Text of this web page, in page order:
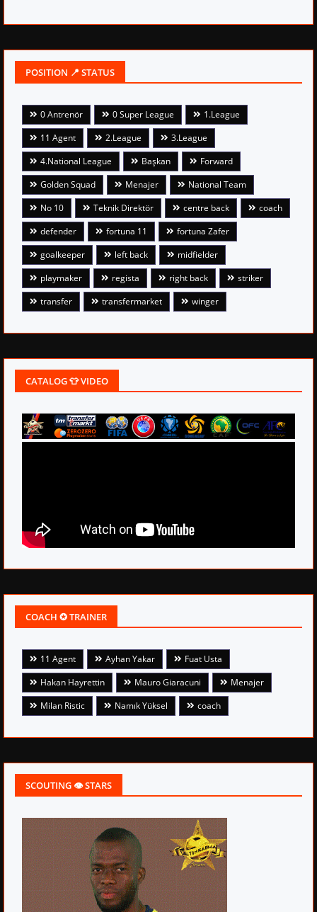
POSITION 📍 STATUS
0 Antrenör 0 Super League
1.League
11 Agent
2.League
3.League
4.National League
Başkan
Forward
Golden Squad
Menajer
National Team
No 10
Teknik Direktör centre back
coach
defender
fortuna 11
fortuna Zafer
goalkeeper
left back
midfielder
playmaker
regista right back
striker
transfer
transfermarket winger
CATALOG 👕 VIDEO
COACH ✪ TRAINER
11 Agent Ayhan Yakar
Fuat Usta
Hakan Hayrettin
Mauro Giaracuni
Menajer
Milan Ristic
Namık Yüksel coach
SCOUTING 👁 STARS